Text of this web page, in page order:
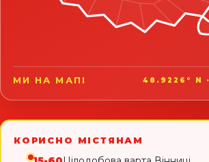
МИ НА МАПІ 48.9226° N
КОРИСНО МІСТЯНАМ